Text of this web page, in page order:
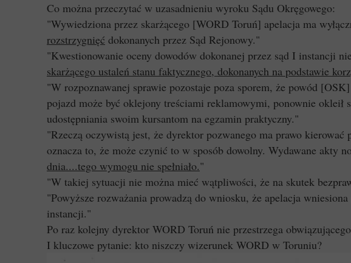
Co można przeczytać w uzasadnieniu wyroku Sądu Okręgowego:
"Wywiedziona przez skarżącego [WORD Toruń] apelacja ma
rozstrzygnięć dokonanych przez Sąd Rejonowy."
"Kwestionowanie oceny dowodów dokonanej przez sąd I instancji
skarżącego ustaleń stanu faktycznego, dokonanych na podstawie
"W rozpoznawanej sprawie pozostaje poza sporem, że powód
pojazd może być oklejony treściami reklamowymi, ponownie
udostępniania swoim kursantom na egzamin praktyczny."
"Rzeczą oczywistą jest, że dyrektor pozwanego ma prawo
oznacza to, że może czynić to w sposób dowolny. Wydawane akty
dnia....tego wymogu nie spełniało."
"W takiej sytuacji nie można mieć wątpliwości, że na skutek
"Powyższe rozważania prowadzą do wniosku, że apelacja
instancji."
Po raz kolejny dyrektor WORD Toruń nie przestrzega
I kluczowe pytanie: kto niszczy wizerunek WORD w Toruniu?